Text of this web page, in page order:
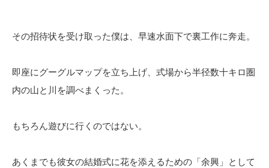
その招待状を受け取った僕は、早速水面下で裏工作に奔走。
即座にグーグルマップを立ち上げ、式場から半径数十キロ圏
内の山と川を調べまくった。
もちろん遊びに行くのではない。
あくまでも彼女の結婚式に花を添えるための「余興」として